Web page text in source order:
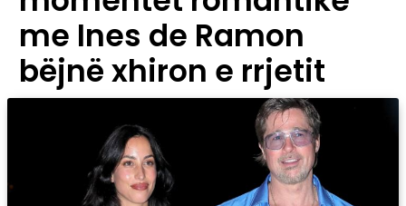
me Ines de Ramon
bëjnë xhiron e rrjetit